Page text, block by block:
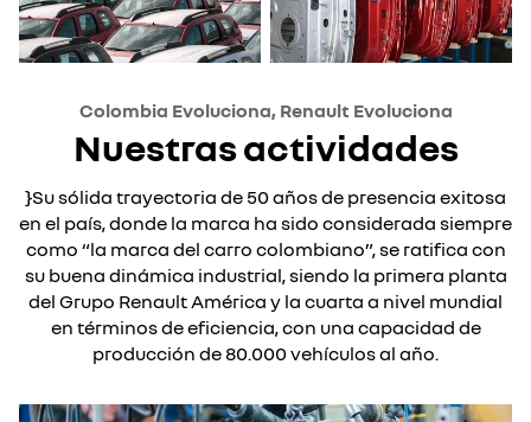
Colombia Evoluciona, Renault Evoluciona
Nuestras actividades
}Su sólida trayectoria de 50 años de presencia exitosa
en el país, donde la marca ha sido considerada siempre
como “la marca del carro colombiano”, se ratifica con
su buena dinámica industrial, siendo la primera planta
del Grupo Renault América y la cuarta a nivel mundial
en términos de eficiencia, con una capacidad de
producción de 80.000 vehículos al año.